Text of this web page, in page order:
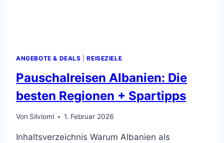
ANGEBOTE & DEALS |REISEZIELE
Pauschalreisen Albanien: Die
besten Regionen + Spartipps
Von Silvioml 1. Februar 2026
Inhaltsverzeichnis Warum Albanien als